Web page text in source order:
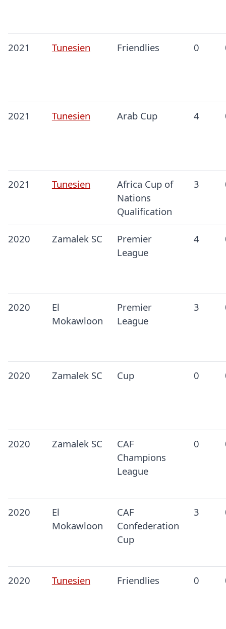
2021 Tunesien Friendlies 0
2021 Tunesien Arab Cup 4
2021 Tunesien
Africa Cup of
Nations
Qualification
3
2020 Zamalek SC
Premier
League
4
2020
El
Mokawloon
Premier
League
3
2020 Zamalek SC Cup 0
2020 Zamalek SC
CAF
Champions
League
0
2020
El
Mokawloon
CAF
Confederation
Cup
3
2020 Tunesien Friendlies 0